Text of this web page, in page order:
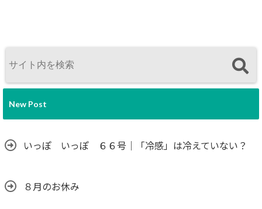
New Post
いっぽ いっぽ ６６号｜「冷感」は冷えていない？
８月のお休み